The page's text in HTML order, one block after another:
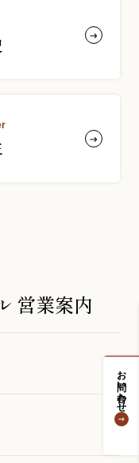
営業案内
お問い合わせ